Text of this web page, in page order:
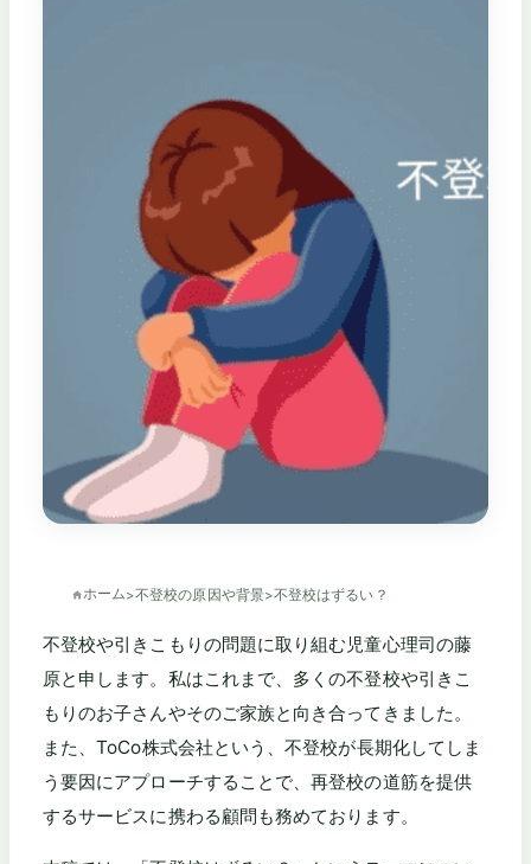
ホーム>不登校の原因や背景>不登校はずるい？
不登校や引きこもりの問題に取り組む児童心理司の藤
原と申します。私はこれまで、多くの不登校や引きこ
もりのお子さんやそのご家族と向き合ってきました。
また、ToCo株式会社という、不登校が長期化してしま
う要因にアプローチすることで、再登校の道筋を提供
するサービスに携わる顧問も務めております。